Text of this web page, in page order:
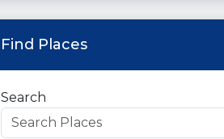
Find Places
Search